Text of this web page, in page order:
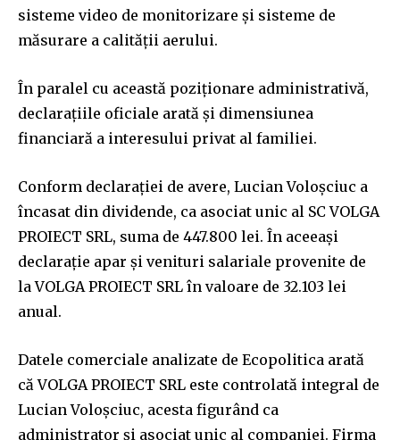
sisteme video de monitorizare și sisteme de
măsurare a calității aerului.
În paralel cu această poziționare administrativă,
declarațiile oficiale arată și dimensiunea
financiară a interesului privat al familiei.
Conform declarației de avere, Lucian Voloșciuc a
încasat din dividende, ca asociat unic al SC VOLGA
PROIECT SRL, suma de 447.800 lei. În aceeași
declarație apar și venituri salariale provenite de
la VOLGA PROIECT SRL în valoare de 32.103 lei
anual.
Datele comerciale analizate de Ecopolitica arată
că VOLGA PROIECT SRL este controlată integral de
Lucian Voloșciuc, acesta figurând ca
administrator și asociat unic al companiei. Firma